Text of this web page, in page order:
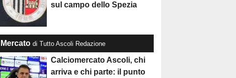
sul campo dello Spezia
Mercato di Tutto Ascoli Redazione
Calciomercato Ascoli, chi
arriva e chi parte: il punto